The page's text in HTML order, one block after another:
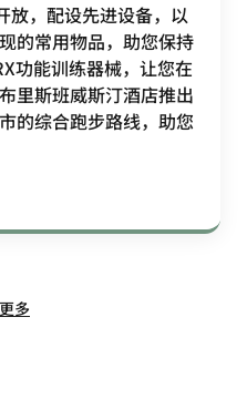
放，配设先进设备，以
的常用物品，助您保持
功能训练器械，让您在
里斯班威斯汀酒店推出
的综合跑步路线，助您
多